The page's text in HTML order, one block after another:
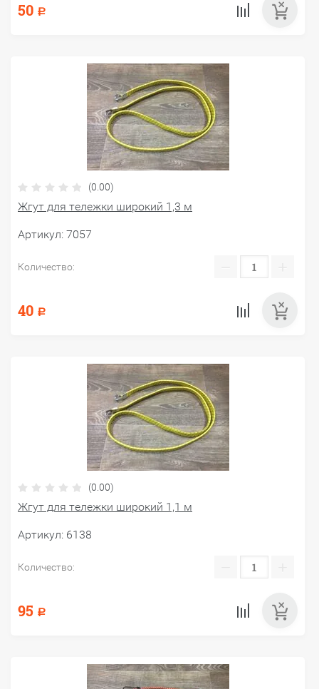
50 Р
(0.00)
Жгут для тележки широкий 1,3 м
Артикул: 7057
Количество:
40 Р
(0.00)
Жгут для тележки широкий 1,1 м
Артикул: 6138
Количество:
95 Р